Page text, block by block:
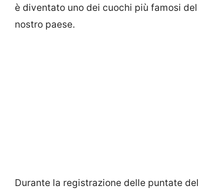
è diventato uno dei cuochi più famosi del
nostro paese.
Durante la registrazione delle puntate del